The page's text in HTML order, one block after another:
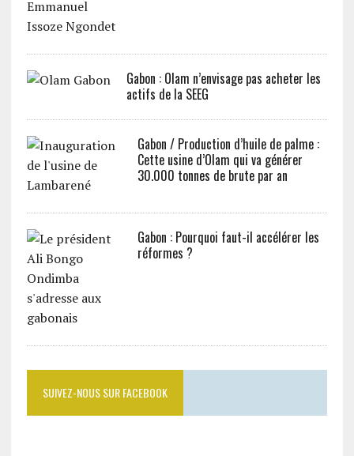
Gabon : Olam n’envisage pas acheter les
actifs de la SEEG
Gabon / Production d’huile de palme :
Cette usine d’Olam qui va générer
30.000 tonnes de brute par an
Gabon : Pourquoi faut-il accélérer les
réformes ?
SUIVEZ-NOUS SUR FACEBOOK